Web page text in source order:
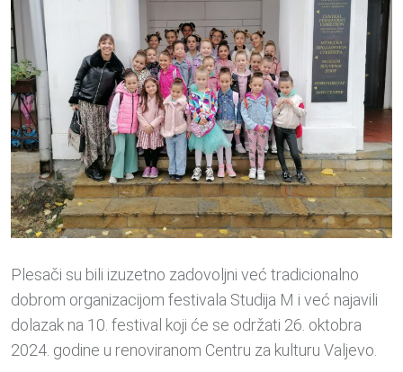
Plesači su bili izuzetno zadovoljni već tradicionalno
dobrom organizacijom festivala Studija M i već najavili
dolazak na 10. festival koji će se održati 26. oktobra
2024. godine u renoviranom Centru za kulturu Valjevo.